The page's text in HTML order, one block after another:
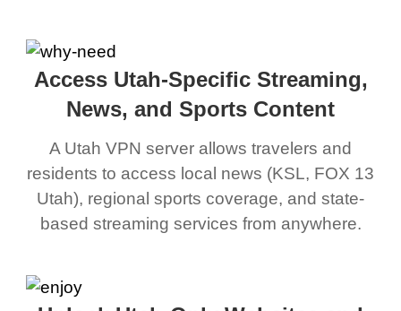
Access Utah-Specific Streaming,
News, and Sports Content
A Utah VPN server allows travelers and
residents to access local news (KSL, FOX 13
Utah), regional sports coverage, and state-
based streaming services from anywhere.